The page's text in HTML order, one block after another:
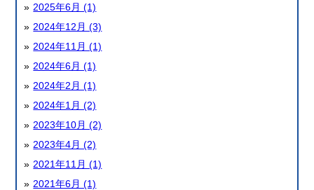
2025年6月 (1)
2024年12月 (3)
2024年11月 (1)
2024年6月 (1)
2024年2月 (1)
2024年1月 (2)
2023年10月 (2)
2023年4月 (2)
2021年11月 (1)
2021年6月 (1)